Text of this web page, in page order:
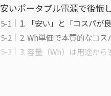
安いポータブル電源で後悔
1. 「安い」と「コスパが
2. Wh単価で本質的なコス
3. 容量（Wh）は用途から